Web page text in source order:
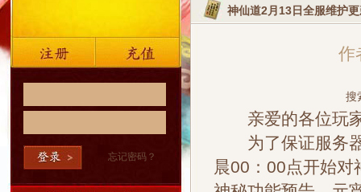
忘记密码？
神仙道2月13日全服维护
作
搜
亲爱的各位玩
为了保证服务器
晨00：00点开始